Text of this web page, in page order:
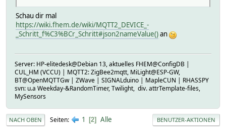
Schau dir mal
https://wiki.fhem.de/wiki/MQTT2_DEVICE_-
_Schritt_f%C3%BCr_Schritt#json2nameValue()an
Server: HP-elitedesk@Debian 13, aktuelles FHEM@ConfigDB |
CUL_HM (VCCU) | MQTT2: ZigBee2mqtt, MiLight@ESP-GW,
BT@OpenMQTTGw | ZWave | SIGNALduino | MapleCUN | RHASSPY
svn: u.a Weekday-&RandomTimer, Twilight, div. attrTemplate-files,
MySensors
NACH OBEN Seiten 1 2 Alle BENUTZER-AKTIONEN